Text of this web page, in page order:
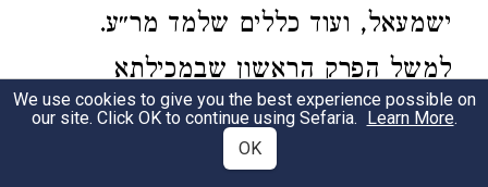
ישמעאל, ועוד כללים שלמד מר״ע.
למשל הפרק הראשון שבמכילתא
הדרוש שומע אני וכו' נוסד על מדת ב׳
כתובים המכחישים זא"ז, ד"א אל משה
We use cookies to give you the best experience possible on
our site. Click OK to continue using Sefaria. Learn More.
OK